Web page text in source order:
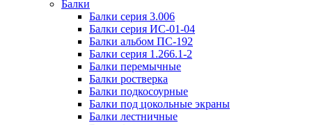
Балки
Балки серия 3.006
Балки серия ИС-01-04
Балки альбом ПС-192
Балки серия 1.266.1-2
Балки перемычные
Балки ростверка
Балки подкосоурные
Балки под цокольные экраны
Балки лестничные